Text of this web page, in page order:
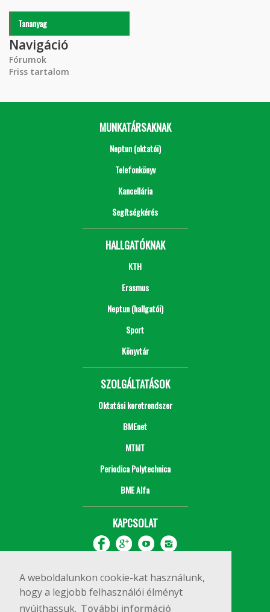
A weboldalunkon cookie-kat használunk,
hogy a legjobb felhasználói élményt
nyújthassuk. További információ
Tananyag
Navigáció
Fórumok
Friss tartalom
MUNKATÁRSAKNAK
Neptun (oktatói)
Telefonkönyv
Kancellária
Segítségkérés
HALLGATÓKNAK
KTH
Erasmus
Neptun (hallgatói)
Sport
Könyvtár
SZOLGÁLTATÁSOK
Oktatási keretrendszer
BMEnet
MTMT
Periodica Polytechnica
BME Alfa
KAPCSOLAT